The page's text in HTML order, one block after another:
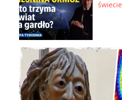
świecie